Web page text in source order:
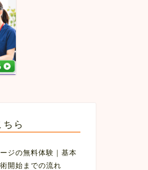
ら
ジの無料体験｜基本
開始までの流れ